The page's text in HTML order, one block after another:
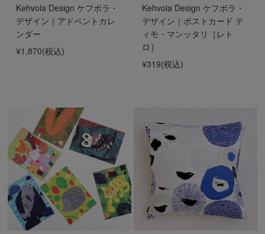
Kehvola Design ケフボラ・
デザイン｜アドベントカレ
ンダー
¥1,870(税込)
Kehvola Design ケフボラ・
デザイン｜ポストカード テ
ィモ・マンッタリ［レト
ロ］
¥319(税込)